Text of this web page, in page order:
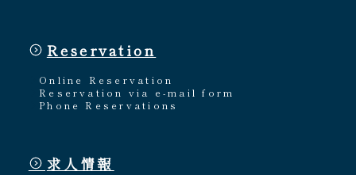
Reservation
Online Reservation
Reservation via e-mail form
Phone Reservations
求人情報